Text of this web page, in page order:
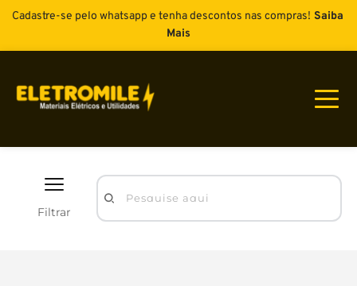
Cadastre-se pelo whatsapp e tenha descontos nas compras! Saiba
Mais
Filtrar Pesquise aqui